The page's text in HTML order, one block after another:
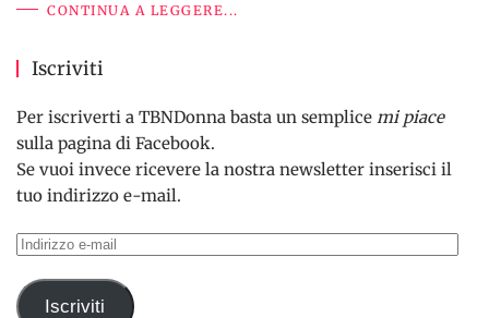
CONTINUA A LEGGERE...
Iscriviti
Per iscriverti a TBNDonna basta un semplice mi piace
sulla pagina di Facebook.
Se vuoi invece ricevere la nostra newsletter inserisci il
tuo indirizzo e-mail.
Indirizzo
mail
Iscriviti